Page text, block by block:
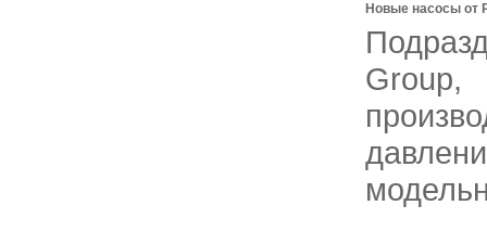
Новые насосы от